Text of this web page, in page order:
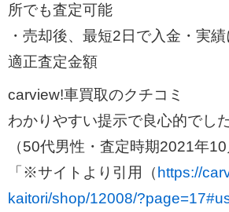
所でも査定可能
・売却後、最短2日で入金・実
適正査定金額
carview!車買取のクチコミ
わかりやすい提示で良心的でした
（50代男性・査定時期2021年10
「※サイトより引用（ https://
kaitori/shop/12008/